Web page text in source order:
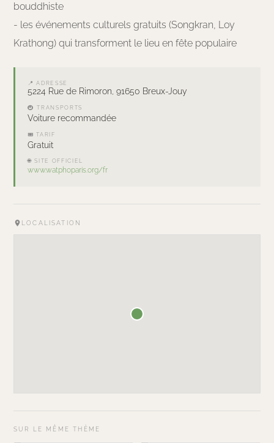
bouddhiste
- les événements culturels gratuits (Songkran, Loy
Krathong) qui transforment le lieu en fête populaire
📍 ADRESSE
5224 Rue de Rimoron, 91650 Breux-Jouy
🚇 TRANSPORTS
Voiture recommandée
🎟 TARIF
Gratuit
🌐 SITE OFFICIEL
www.watphoparis.org/fr
LOCALISATION
SUR LE MÊME THÈME